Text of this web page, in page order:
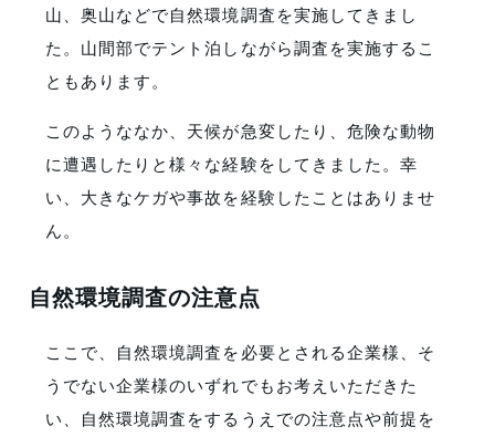
山、奥山などで自然環境調査を実施してきまし
た。山間部でテント泊しながら調査を実施するこ
ともあります。
このようななか、天候が急変したり、危険な動物
に遭遇したりと様々な経験をしてきました。幸
い、大きなケガや事故を経験したことはありませ
ん。
自然環境調査の注意点
ここで、自然環境調査を必要とされる企業様、そ
うでない企業様のいずれでもお考えいただきた
い、自然環境調査をするうえでの注意点や前提を